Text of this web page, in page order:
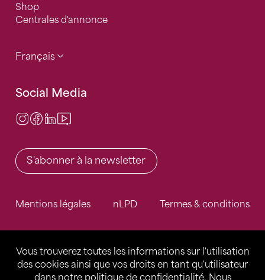
Vous trouverez toutes les informations sur l'utilisation
des cookies ainsi que vos droits en tant qu'utilisateur
dans notre politique de confidentialité. Nous
Shop
Centrales d'annonce
Français
Social Media
Instagram
Facebook
LinkedIn
S'abonner à la newsletter
Mentions légales nLPD Termes & conditions